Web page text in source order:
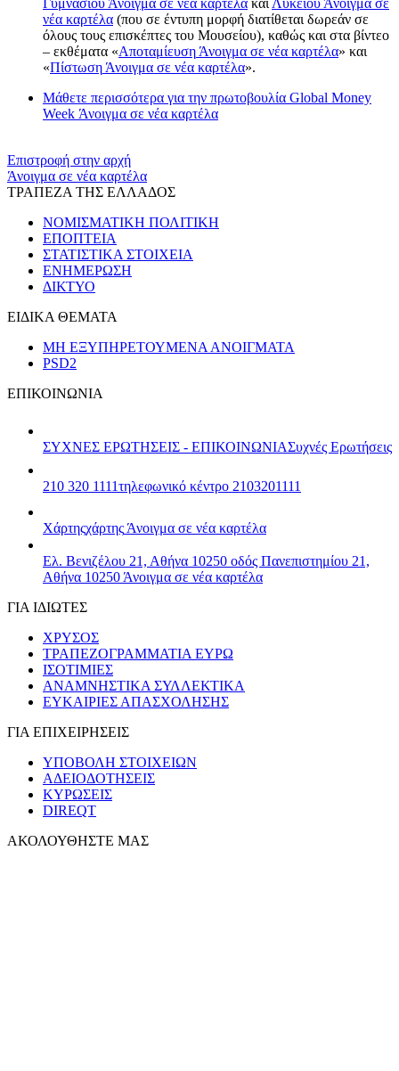
Γυμνασίου Άνοιγμα σε νέα καρτέλα και Λυκείου Άνοιγμα σε
νέα καρτέλα (που σε έντυπη μορφή διατίθεται δωρεάν σε
όλους τους επισκέπτες του Μουσείου), καθώς και στα βίντεο
– εκθέματα «Αποταμίευση Άνοιγμα σε νέα καρτέλα» και
«Πίστωση Άνοιγμα σε νέα καρτέλα».
Μάθετε περισσότερα για την πρωτοβουλία Global Money
Week Άνοιγμα σε νέα καρτέλα
Επιστροφή στην αρχή
Άνοιγμα σε νέα καρτέλα
ΤΡΑΠΕΖΑ ΤΗΣ ΕΛΛΑΔΟΣ
ΝΟΜΙΣΜΑΤΙΚΗ ΠΟΛΙΤΙΚΗ
ΕΠΟΠΤΕΙΑ
ΣΤΑΤΙΣΤΙΚΑ ΣΤΟΙΧΕΙΑ
ΕΝΗΜΕΡΩΣΗ
ΔΙΚΤΥΟ
ΕΙΔΙΚΑ ΘΕΜΑΤΑ
ΜΗ ΕΞΥΠΗΡΕΤΟΥΜΕΝΑ ΑΝΟΙΓΜΑΤΑ
PSD2
ΕΠΙΚΟΙΝΩΝΙΑ
ΣΥΧΝΕΣ ΕΡΩΤΗΣΕΙΣ - ΕΠΙΚΟΙΝΩΝΙΑΣυχνές Ερωτήσεις
210 320 1111τηλεφωνικό κέντρο 2103201111
Χάρτηςχάρτης Άνοιγμα σε νέα καρτέλα
Ελ. Βενιζέλου 21, Αθήνα 10250 οδός Πανεπιστημίου 21,
Αθήνα 10250 Άνοιγμα σε νέα καρτέλα
ΓΙΑ ΙΔΙΩΤΕΣ
ΧΡΥΣΟΣ
ΤΡΑΠΕΖΟΓΡΑΜΜΑΤΙΑ ΕΥΡΩ
ΙΣΟΤΙΜΙΕΣ
ΑΝΑΜΝΗΣΤΙΚΑ ΣΥΛΛΕΚΤΙΚΑ
ΕΥΚΑΙΡΙΕΣ ΑΠΑΣΧΟΛΗΣΗΣ
ΓΙΑ ΕΠΙΧΕΙΡΗΣΕΙΣ
ΥΠΟΒΟΛΗ ΣΤΟΙΧΕΙΩΝ
ΑΔΕΙΟΔΟΤΗΣΕΙΣ
ΚΥΡΩΣΕΙΣ
DIREQT
ΑΚΟΛΟΥΘΗΣΤΕ ΜΑΣ